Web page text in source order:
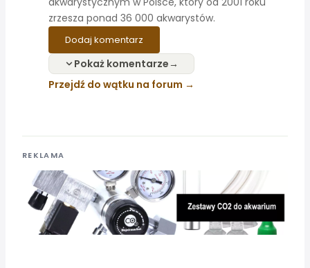
zrzesza ponad 36 000 akwarystów.
Dodaj komentarz
Pokaż komentarze
Przejdź do wątku na forum
REKLAMA